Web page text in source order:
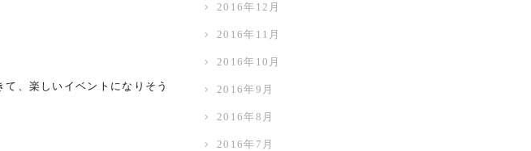
、楽しいイベントになりそう
2016年12月
2016年11月
2016年10月
2016年9月
2016年8月
2016年7月